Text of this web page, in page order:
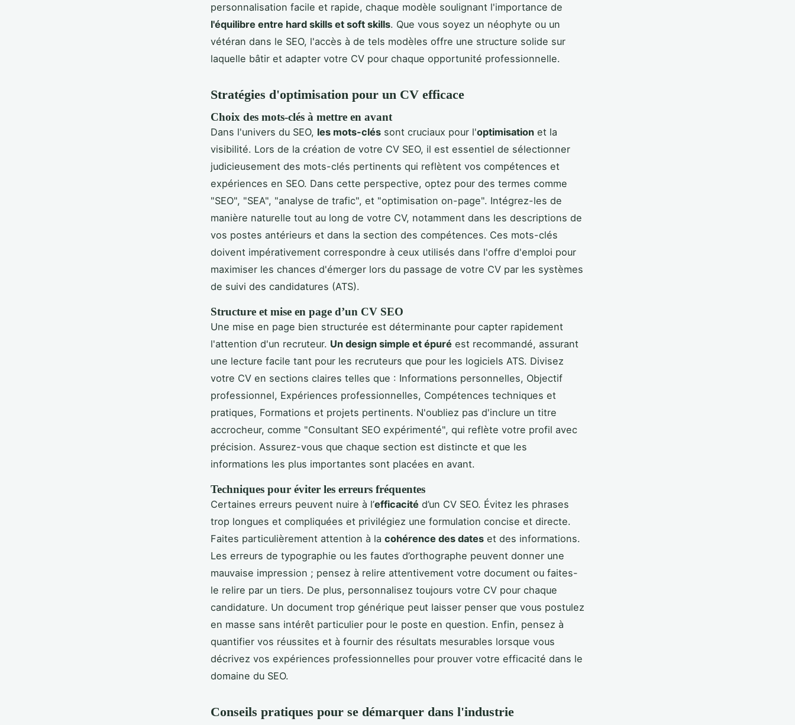
personnalisation facile et rapide, chaque modèle soulignant l'importance de
l'équilibre entre hard skills et soft skills. Que vous soyez un néophyte ou un
vétéran dans le SEO, l'accès à de tels modèles offre une structure solide sur
laquelle bâtir et adapter votre CV pour chaque opportunité professionnelle.
Stratégies d'optimisation pour un CV efficace
Choix des mots-clés à mettre en avant
Dans l'univers du SEO, les mots-clés sont cruciaux pour l'optimisation et la
visibilité. Lors de la création de votre CV SEO, il est essentiel de sélectionner
judicieusement des mots-clés pertinents qui reflètent vos compétences et
expériences en SEO. Dans cette perspective, optez pour des termes comme
"SEO", "SEA", "analyse de trafic", et "optimisation on-page". Intégrez-les de
manière naturelle tout au long de votre CV, notamment dans les descriptions de
vos postes antérieurs et dans la section des compétences. Ces mots-clés
doivent impérativement correspondre à ceux utilisés dans l'offre d'emploi pour
maximiser les chances d'émerger lors du passage de votre CV par les systèmes
de suivi des candidatures (ATS).
Structure et mise en page d’un CV SEO
Une mise en page bien structurée est déterminante pour capter rapidement
l'attention d'un recruteur. Un design simple et épuré est recommandé, assurant
une lecture facile tant pour les recruteurs que pour les logiciels ATS. Divisez
votre CV en sections claires telles que : Informations personnelles, Objectif
professionnel, Expériences professionnelles, Compétences techniques et
pratiques, Formations et projets pertinents. N'oubliez pas d'inclure un titre
accrocheur, comme "Consultant SEO expérimenté", qui reflète votre profil avec
précision. Assurez-vous que chaque section est distincte et que les
informations les plus importantes sont placées en avant.
Techniques pour éviter les erreurs fréquentes
Certaines erreurs peuvent nuire à l’efficacité d’un CV SEO. Évitez les phrases
trop longues et compliquées et privilégiez une formulation concise et directe.
Faites particulièrement attention à la cohérence des dates et des informations.
Les erreurs de typographie ou les fautes d’orthographe peuvent donner une
mauvaise impression ; pensez à relire attentivement votre document ou faites-
le relire par un tiers. De plus, personnalisez toujours votre CV pour chaque
candidature. Un document trop générique peut laisser penser que vous postulez
en masse sans intérêt particulier pour le poste en question. Enfin, pensez à
quantifier vos réussites et à fournir des résultats mesurables lorsque vous
décrivez vos expériences professionnelles pour prouver votre efficacité dans le
domaine du SEO.
Conseils pratiques pour se démarquer dans l'industrie